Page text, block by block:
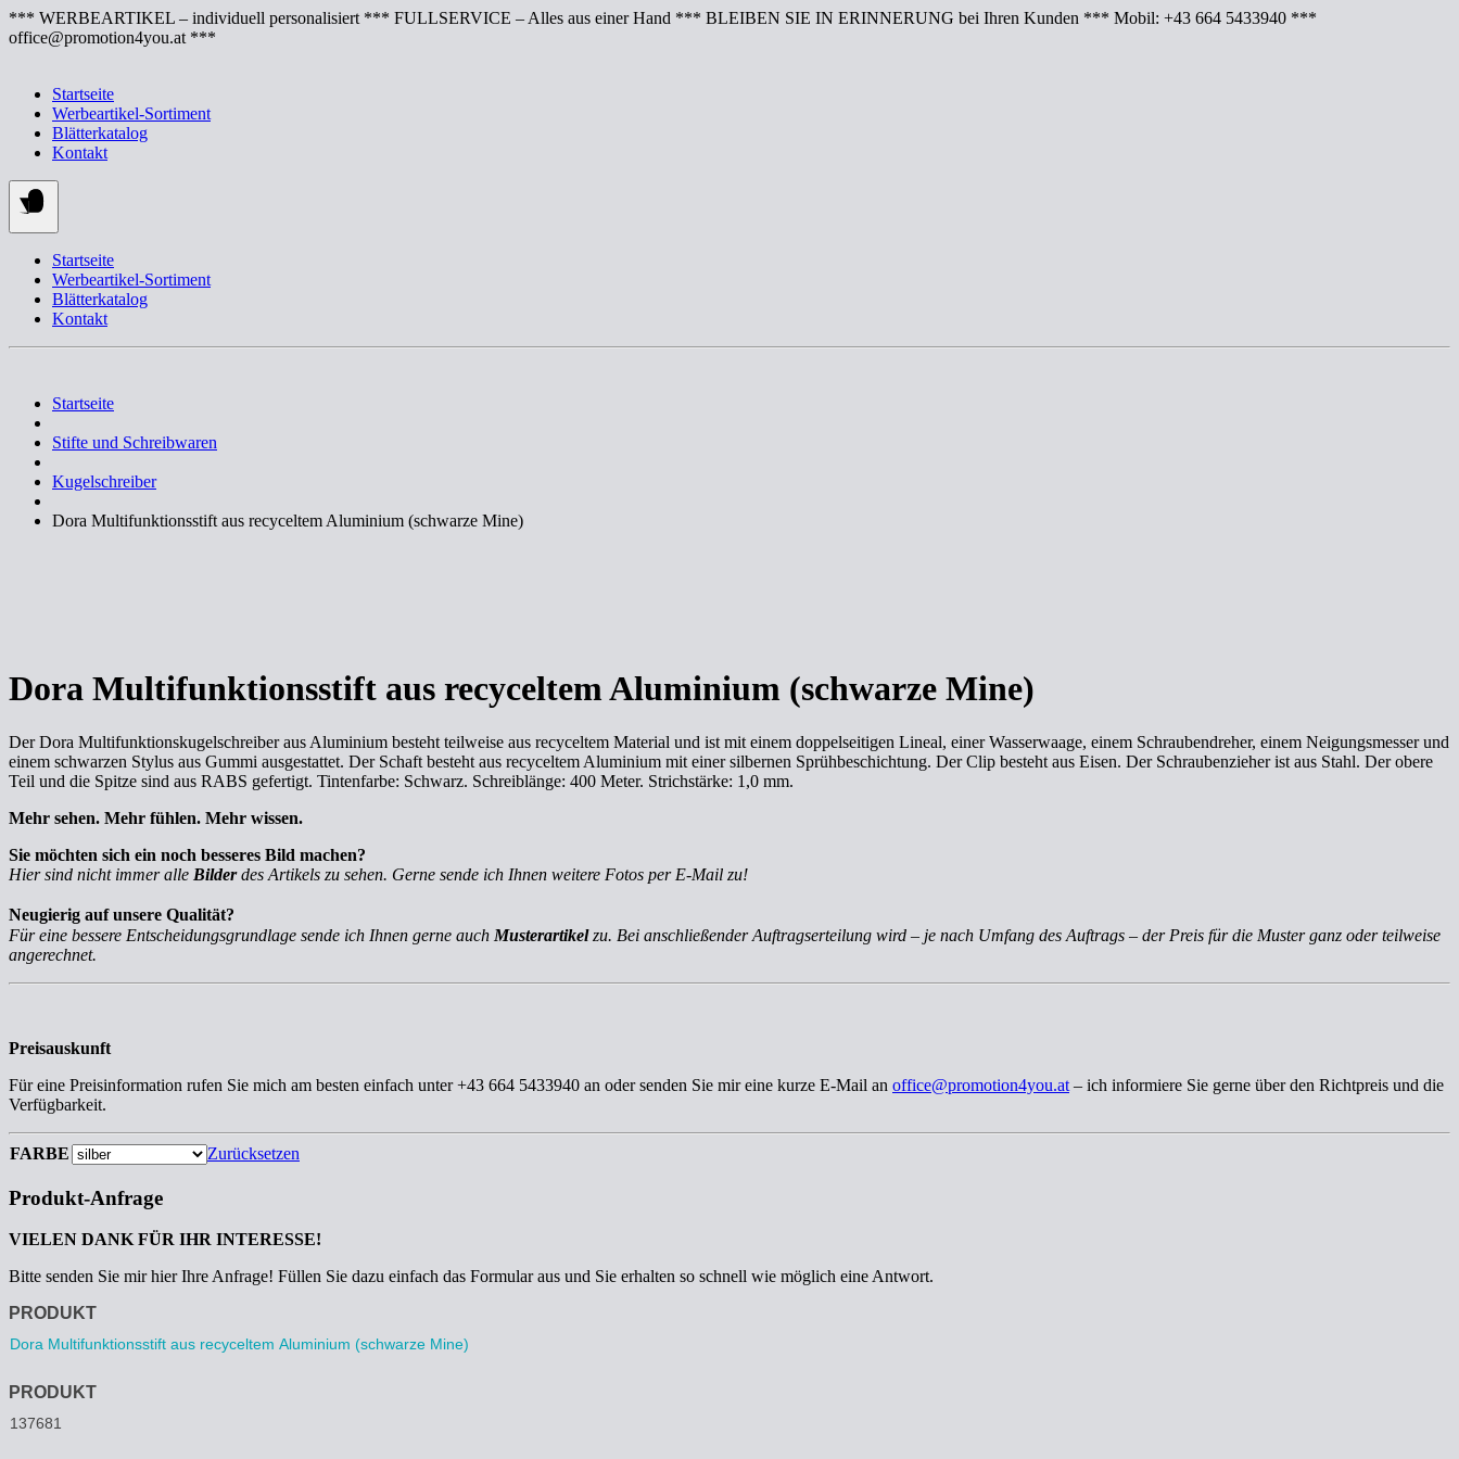
Springe
zum
*** WERBEARTIKEL – individuell personalisiert *** FULLSERVICE – Alles aus einer Hand *** BLEIBEN SIE IN ERINNERUNG bei Ihren Kunden *** Mobil: +43 664 5433940 ***
office@promotion4you.at ***
Startseite
Werbeartikel-Sortiment
Blätterkatalog
Kontakt
Startseite
Werbeartikel-Sortiment
Blätterkatalog
Kontakt
Startseite
Stifte und Schreibwaren
Kugelschreiber
Dora Multifunktionsstift aus recyceltem Aluminium (schwarze Mine)
Dora Multifunktionsstift aus recyceltem Aluminium (schwarze Mine)
Der Dora Multifunktionskugelschreiber aus Aluminium besteht teilweise aus recyceltem Material und ist mit einem doppelseitigen Lineal, einer Wasserwaage, einem Schraubendreher, einem Neigungsmesser und
einem schwarzen Stylus aus Gummi ausgestattet. Der Schaft besteht aus recyceltem Aluminium mit einer silbernen Sprühbeschichtung. Der Clip besteht aus Eisen. Der Schraubenzieher ist aus Stahl. Der obere
Teil und die Spitze sind aus RABS gefertigt. Tintenfarbe: Schwarz. Schreiblänge: 400 Meter. Strichstärke: 1,0 mm.
Mehr sehen. Mehr fühlen. Mehr wissen.
Sie möchten sich ein noch besseres Bild machen?
Hier sind nicht immer alle Bilderdes Artikels zu sehen. Gerne sende ich Ihnen weitere Fotos per E-Mail zu!
Neugierig auf unsere Qualität?
Für eine bessere Entscheidungsgrundlage sende ich Ihnen gerne auch Musterartikelzu. Bei anschließender Auftragserteilung wird – je nach Umfang des Auftrags – der Preis für die Muster ganz oder teilweise
angerechnet.
Preisauskunft
Für eine Preisinformation rufen Sie mich am besten einfach unter +43 664 5433940 an oder senden Sie mir eine kurze E-Mail an office@promotion4you.at – ich informiere Sie gerne über den Richtpreis und die
Verfügbarkeit.
FARBE Zurücksetzen
Produkt-Anfrage
VIELEN DANK FÜR IHR INTERESSE!
Bitte senden Sie mir hier Ihre Anfrage! Füllen Sie dazu einfach das Formular aus und Sie erhalten so schnell wie möglich eine Antwort.
Anfrage
PRODUKT
PRODUKT